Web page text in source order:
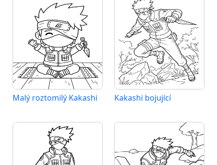
Malý roztomilý Kakashi Kakashi bojující